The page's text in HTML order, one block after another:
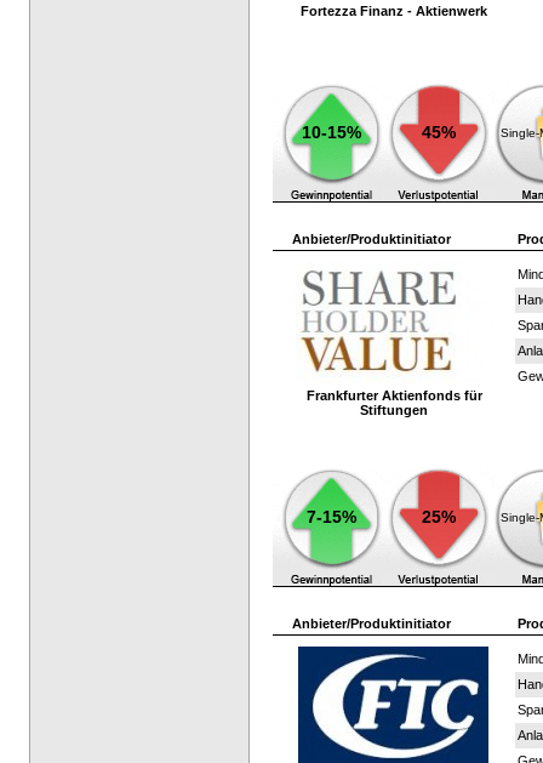
Fortezza Finanz - Aktienwerk
10-15% 45% Single-
Anbieter/Produktinitiator
Frankfurter Aktienfonds für
Stiftungen
7-15% 25% Single-
Anbieter/Produktinitiator